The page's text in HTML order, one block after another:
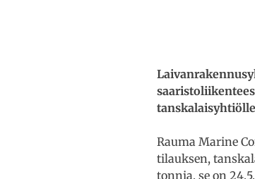
Rauma Marine
tilauksen,
tonnia, se on